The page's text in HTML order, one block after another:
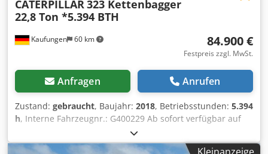
Kaufungen 60 km
CATERPILLAR323 Kettenbagger
22,8 Ton *5.394 BTH
84.900 €
Festpreis zzgl. MwSt.
Anfragen Anrufen
Zustand: gebraucht, Baujahr: 2018, Betriebsstunden: 5.394
h, Interne Fahrzeugnr.: G400229 Ab sofort verfügbar auf
unserem Hof in Kaufungen. Mehr INFO unter: * Luis
Lucena * Viktoria Sologubova Deutsch CAT 323